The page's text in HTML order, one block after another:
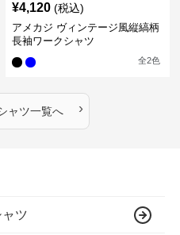
¥4,120 (税込)
アメカジ ヴィンテージ風縦縞柄
長袖ワークシャツ
全2色
ャツ一覧へ ›
ャツ